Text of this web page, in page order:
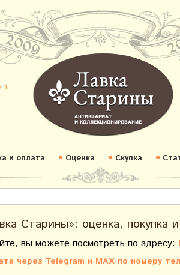
1
и оплата Оценка Скупка
Старины»: оценка, покупка
вы можете посмотреть по адресу:
через Telegram и MAX по номеру